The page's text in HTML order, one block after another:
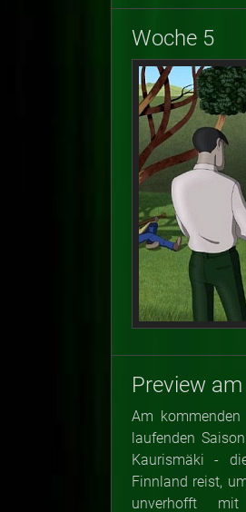
Woche 5
Preview
Am
laufenden
Kaurismäki -
Finnland reist,
unverhofft